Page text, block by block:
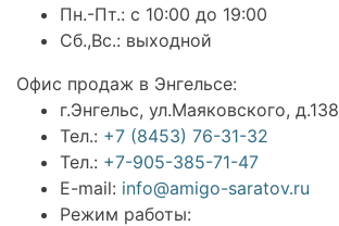
Пн.-Пт.: с 10:00 до 19:00
Сб.,Вс.: выходной
Офис продаж в Энгельсе:
г.Энгельс, ул.Маяковского, д.138
Тел.: +7 (8453) 76-31-32
Тел.: +7-905-385-71-47
E-mail: info@amigo-saratov.ru
Режим работы: